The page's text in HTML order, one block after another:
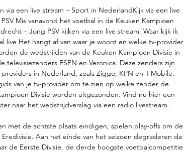
via een live stream – Sport in NederlandKijk via een live
Mis vanavond het voetbal in de Keuken Kampioen
– Jong PSV kijken via een live stream. Waar kijk ik
live Het hangt af van waar je woont en welke tv-provider
de wedstrijden van de Keuken Kampioen Divisie in
ESPN en Veronica. Deze zenders zijn
in Nederland, zoals Ziggo, KPN en T-Mobile.
van je tv-provider om te zien op welke zender de
Divisie worden uitgezonden. Vind nu hier een
naar het wedstrijdverslag via een radio livestream.
met de achtste plaats eindigen, spelen play-offs om de
Aan het einde van het seizoen degraderen de
de Eerste Divisie, de derde hoogste voetbalcompetitie